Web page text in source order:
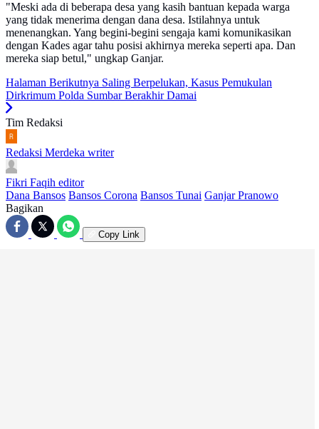
"Meski ada di beberapa desa yang kasih bantuan kepada warga
yang tidak menerima dengan dana desa. Istilahnya untuk
menenangkan. Yang begini-begini sengaja kami komunikasikan
dengan Kades agar tahu posisi akhirnya mereka seperti apa. Dan
mereka siap betul," ungkap Ganjar.
Halaman Berikutnya Saling Berpelukan, Kasus Pemukulan
Dirkrimum Polda Sumbar Berakhir Damai
Tim Redaksi
Redaksi Merdeka writer
Fikri Faqih editor
Dana Bansos Bansos Corona Bansos Tunai Ganjar Pranowo
Bagikan
Copy Link